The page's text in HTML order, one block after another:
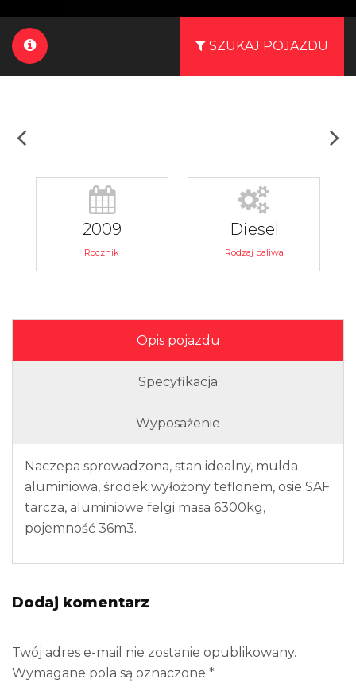
SZUKAJ POJAZDU
2009
Rocznik
Diesel
Rodzaj paliwa
Opis pojazdu
Specyfikacja
Wyposażenie
Naczepa sprowadzona, stan idealny, mulda
aluminiowa, środek wyłożony teflonem, osie SAF
tarcza, aluminiowe felgi masa 6300kg,
pojemność 36m3.
Dodaj komentarz
Twój adres e-mail nie zostanie opublikowany.
Wymagane pola są oznaczone *